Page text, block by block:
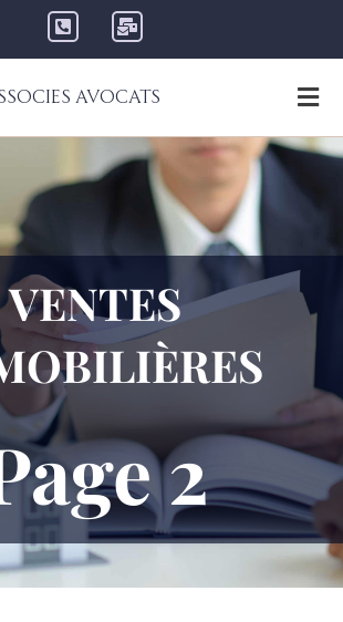
Avocats
VENTES
2